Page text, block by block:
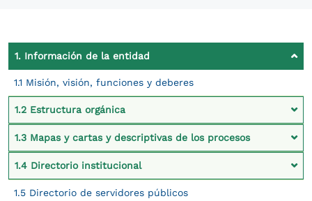
Contexto Ley de Transparencia
1. Información de la entidad
1.1 Misión, visión, funciones y deberes
1.2 Estructura orgánica
1.3 Mapas y cartas y descriptivas de los procesos
1.4 Directorio institucional
1.5 Directorio de servidores públicos